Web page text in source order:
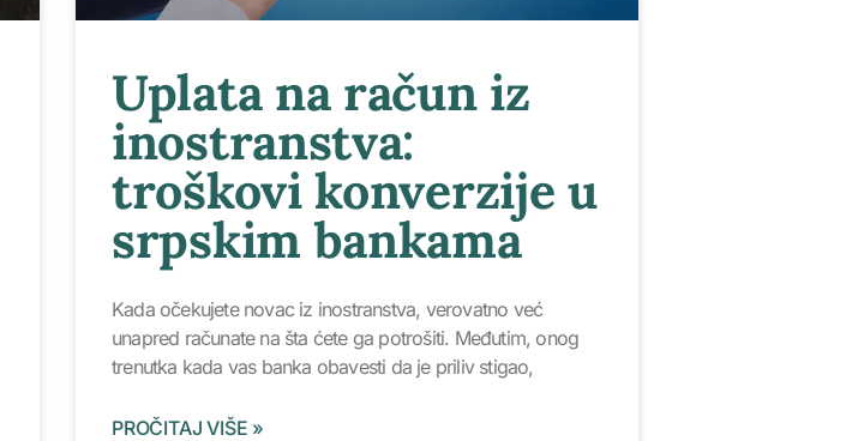
Uplata na račun iz
inostranstva:
troškovi konverzije u
srpskim bankama
Kada očekujete novac iz inostranstva, verovatno već
unapred računate na šta ćete ga potrošiti. Međutim, onog
trenutka kada vas banka obavesti da je priliv stigao,
PROČITAJ VIŠE »